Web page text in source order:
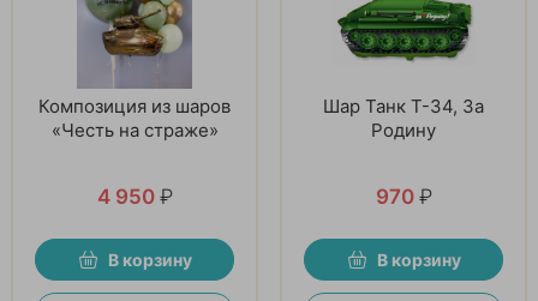
Композиция из шаров
«Честь на страже»
4 950 ₽
В корзину
Шар Танк T-34, За
Родину
970 ₽
В корзину